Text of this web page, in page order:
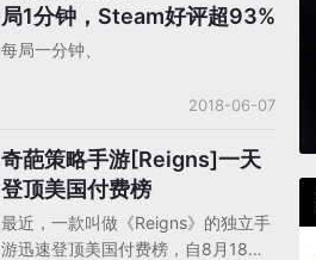
局1分钟，Steam好评超93%
每局一分钟、
2018-06-07
奇葩策略手游[Reigns]一天
登顶美国付费榜
最近，一款叫做《Reigns》的独立手
游迅速登顶美国付费榜，自8月18日